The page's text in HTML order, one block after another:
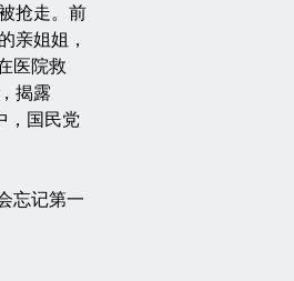
抢走。前
亲姐姐，
医院救
揭露
，国民党
忘记第一